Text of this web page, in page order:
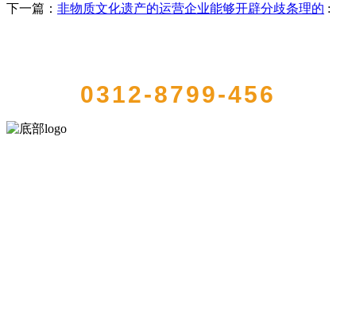
下一篇： 非物质文化遗产的运营企业能够开辟分歧条理的 :
0312-8799-456